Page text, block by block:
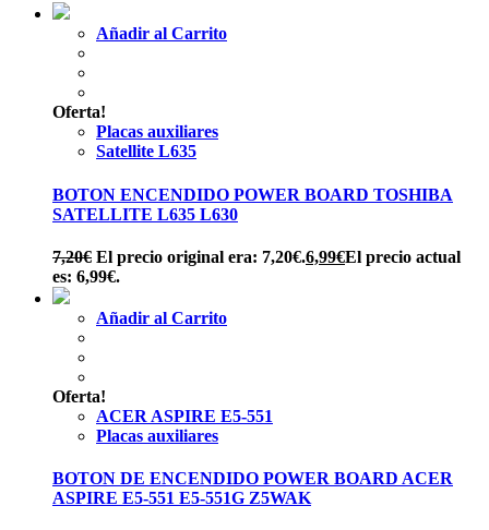
Añadir al Carrito
Oferta!
Placas auxiliares
Satellite L635
BOTON ENCENDIDO POWER BOARD TOSHIBA
SATELLITE L635 L630
7,20€ El precio original era: 7,20€.6,99€El precio actual
es: 6,99€.
Añadir al Carrito
Oferta!
ACER ASPIRE E5-551
Placas auxiliares
BOTON DE ENCENDIDO POWER BOARD ACER
ASPIRE E5-551 E5-551G Z5WAK